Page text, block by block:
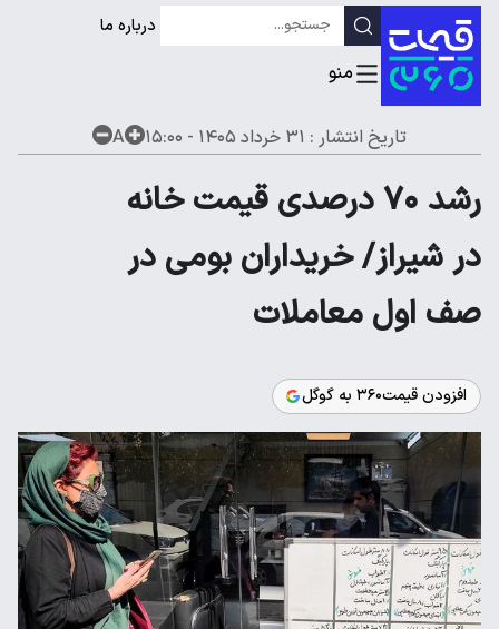
درباره ما
تاریخ انتشار : ۳۱ خرداد ۱۴۰۵ - ۱۵:۰۰ A
رشد ۷۰ درصدی قیمت خانه
در شیراز/ خریداران بومی در
صف اول معاملات
افزودن قیمت۳۶۰ به گوگل